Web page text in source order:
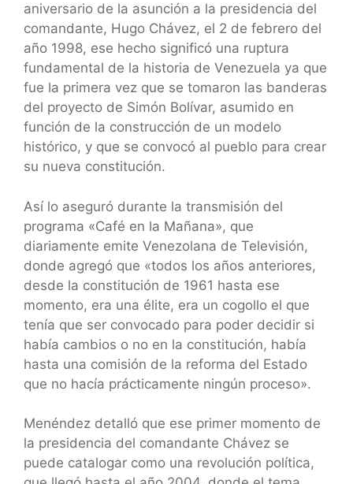
aniversario de la asunción a la presidencia del
comandante, Hugo Chávez, el 2 de febrero del
año 1998, ese hecho significó una ruptura
fundamental de la historia de Venezuela ya que
fue la primera vez que se tomaron las banderas
del proyecto de Simón Bolívar, asumido en
función de la construcción de un modelo
histórico, y que se convocó al pueblo para crear
su nueva constitución.
Así lo aseguró durante la transmisión del
programa «Café en la Mañana», que
diariamente emite Venezolana de Televisión,
donde agregó que «todos los años anteriores,
desde la constitución de 1961 hasta ese
momento, era una élite, era un cogollo el que
tenía que ser convocado para poder decidir si
había cambios o no en la constitución, había
hasta una comisión de la reforma del Estado
que no hacía prácticamente ningún proceso».
Menéndez detalló que ese primer momento de
la presidencia del comandante Chávez se
puede catalogar como una revolución política,